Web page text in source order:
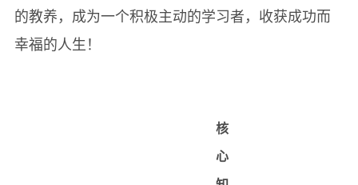
的教养，成为一个积极主动的学习者，收获成功而
幸福的人生！
核
心